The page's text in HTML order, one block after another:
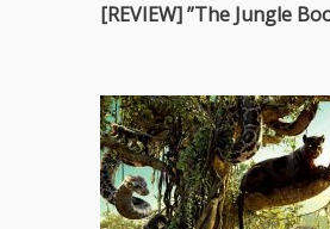
[REVIEW] ”The Jungle